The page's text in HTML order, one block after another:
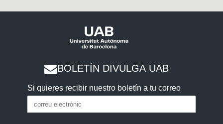
BOLETÍN DIVULGA UAB
Si quieres recibir nuestro boletín a tu correo